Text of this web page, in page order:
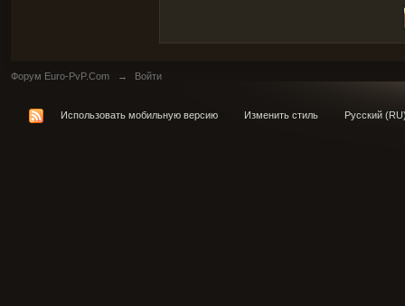
Форум Euro-PvP.Com → Войти
Использовать мобильную версию Изменить стиль Русский